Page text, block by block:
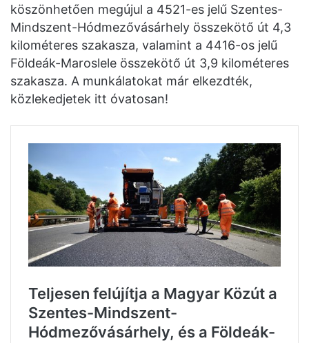
köszönhetően megújul a 4521-es jelű Szentes-
Mindszent-Hódmezővásárhely összekötő út 4,3
kilométeres szakasza, valamint a 4416-os jelű
Földeák-Maroslele összekötő út 3,9 kilométeres
szakasza. A munkálatokat már elkezdték,
közlekedjetek itt óvatosan!